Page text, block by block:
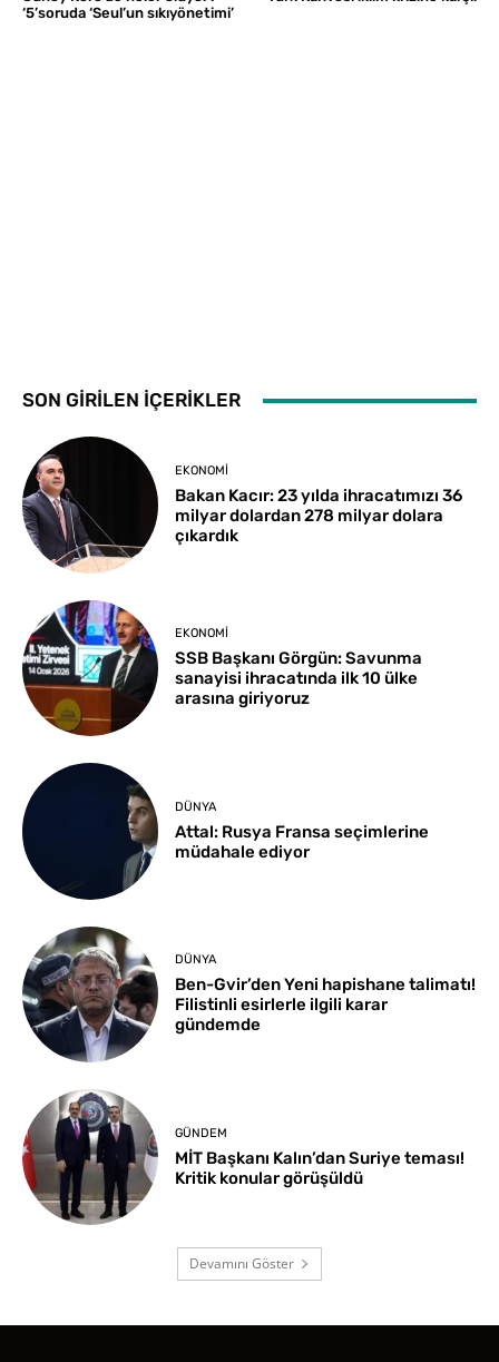
‘5’soruda ‘Seul’un sıkıyönetimi’
SON GİRİLEN İÇERİKLER
EKONOMI
Bakan Kacır: 23 yılda ihracatımızı 36
milyar dolardan 278 milyar dolara
çıkardık
EKONOMI
SSB Başkanı Görgün: Savunma
sanayisi ihracatında ilk 10 ülke
arasına giriyoruz
DÜNYA
Attal: Rusya Fransa seçimlerine
müdahale ediyor
DÜNYA
Ben-Gvir’den Yeni hapishane talimatı!
Filistinli esirlerle ilgili karar
gündemde
GÜNDEM
MİT Başkanı Kalın’dan Suriye teması!
Kritik konular görüşüldü
Devamını Göster